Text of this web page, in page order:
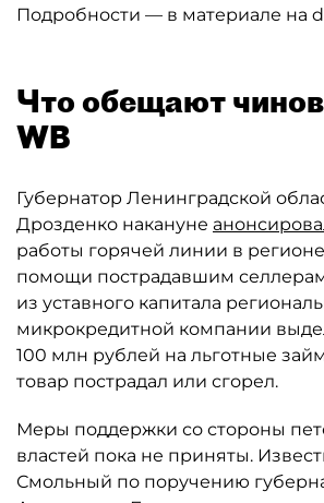
Подробности — в материале на
Что обещают
WB
Губернатор Ленинградской
Дрозденко накануне
работы горячей линии в
помощи пострадавшим
из уставного капитала
микрокредитной компании
100 млн рублей на льготные
товар пострадал или сгорел.
Меры поддержки со стороны
властей пока не приняты.
Смольный по поручению